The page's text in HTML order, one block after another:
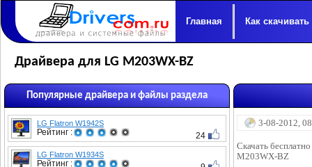
Главная Как скачивать
Драйвера для LG M203WX-BZ
Популярные драйвера и файлы раздела
LG Flatron W1942S
Рейтинг : 24
LG Flatron W1934S
Рейтинг :
3-08-2012,
Скачать
M203WX-BZ